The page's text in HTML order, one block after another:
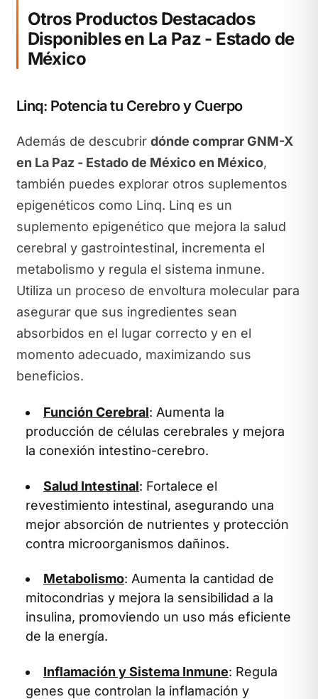
Otros Productos Destacados
Disponibles en La Paz - Estado de
México
Linq: Potencia tu Cerebro y Cuerpo
Además de descubrir dónde comprar GNM-X
en La Paz - Estado de México en México,
también puedes explorar otros suplementos
epigenéticos como Linq. Linq es un
suplemento epigenético que mejora la salud
cerebral y gastrointestinal, incrementa el
metabolismo y regula el sistema inmune.
Utiliza un proceso de envoltura molecular para
asegurar que sus ingredientes sean
absorbidos en el lugar correcto y en el
momento adecuado, maximizando sus
beneficios.
Función Cerebral: Aumenta la
producción de células cerebrales y mejora
la conexión intestino-cerebro.
Salud Intestinal: Fortalece el
revestimiento intestinal, asegurando una
mejor absorción de nutrientes y protección
contra microorganismos dañinos.
Metabolismo: Aumenta la cantidad de
mitocondrias y mejora la sensibilidad a la
insulina, promoviendo un uso más eficiente
de la energía.
Inflamación y Sistema Inmune: Regula
genes que controlan la inflamación y